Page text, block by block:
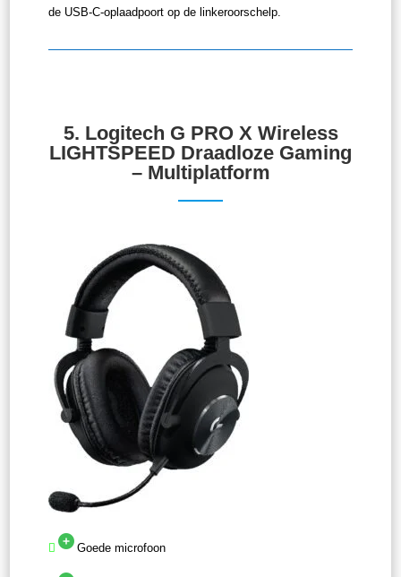
de USB-C-oplaadpoort op de linkeroorschelp.
5. Logitech G PRO X Wireless
LIGHTSPEED Draadloze Gaming
– Multiplatform
Goede microfoon